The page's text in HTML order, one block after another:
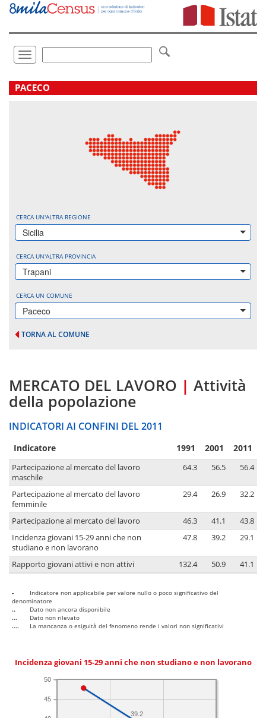
Vai
direttamente
Toggle
navigation
.
PACECO
CERCA UN'ALTRA REGIONE
Sicilia
CERCA UN'ALTRA PROVINCIA
Trapani
CERCA UN COMUNE
Paceco
TORNA AL COMUNE
MERCATO DEL LAVORO | Attività
della popolazione
INDICATORI AI CONFINI DEL 2011
Indicatore 1991 2001 2011
Partecipazione al mercato del lavoro
maschile
64.3 56.5 56.4
Partecipazione al mercato del lavoro
femminile
29.4 26.9 32.2
Partecipazione al mercato del lavoro 46.3 41.1
43.8
Incidenza giovani 15-29 anni che non
studiano e non lavorano
47.8 39.2 29.1
Rapporto giovani attivi e non attivi 132.4 50.9 41.1
-
Indicatore non applicabile per valore nullo o poco significativo del
denominatore
..
Dato non ancora disponibile
...
Dato non rilevato
....
La mancanza o esiguità del fenomeno rende i valori non significativi
Incidenza giovani 15-29 anni che non studiano e non lavorano
45
50
39.2